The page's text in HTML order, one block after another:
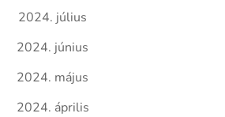
2024. július
2024. június
2024. május
2024. április